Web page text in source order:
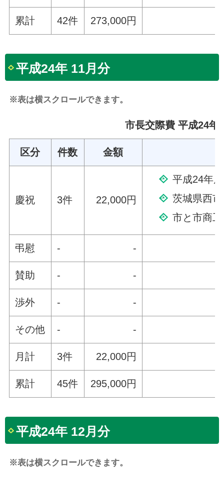
累計 42件 273,000円
平成24年 11月分
※表は横スクロールできます。
市長交際費 平成24年
区分 件数 金額
慶祝 3件 22,000円
平成24年
茨城県西
市と市商
弔慰 - -
賛助 - -
渉外 - -
その他 - -
月計 3件 22,000円
累計 45件 295,000円
平成24年 12月分
※表は横スクロールできます。